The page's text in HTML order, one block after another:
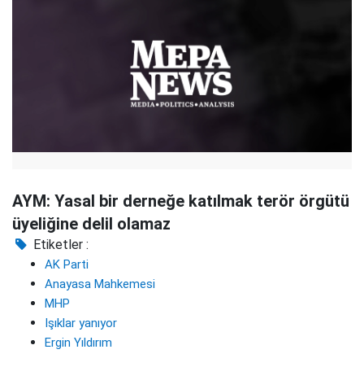
AYM: Yasal bir derneğe katılmak terör örgütü
üyeliğine delil olamaz
Etiketler :
AK Parti
Anayasa Mahkemesi
MHP
Işıklar yanıyor
Ergin Yıldırım